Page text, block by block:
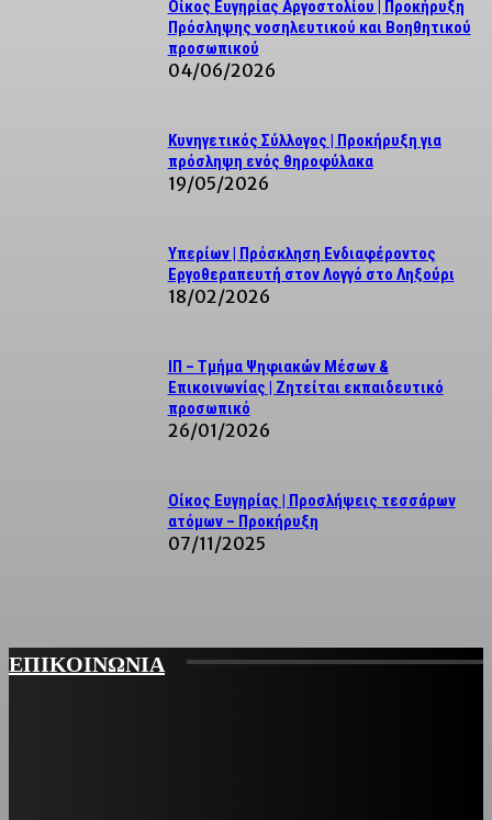
Οίκος Ευγηρίας Αργοστολίου | Προκήρυξη
Πρόσληψης νοσηλευτικού και Βοηθητικού
προσωπικού
04/06/2026
Κυνηγετικός Σύλλογος | Προκήρυξη για
πρόσληψη ενός θηροφύλακα
19/05/2026
Υπερίων | Πρόσκληση Ενδιαφέροντος
Εργοθεραπευτή στον Λογγό στο Ληξούρι
18/02/2026
ΙΠ – Τμήμα Ψηφιακών Μέσων &
Επικοινωνίας | Ζητείται εκπαιδευτικό
προσωπικό
26/01/2026
Οίκος Ευγηρίας | Προσλήψεις τεσσάρων
ατόμων – Προκήρυξη
07/11/2025
ΕΠΙΚΟΙΝΩΝΙΑ